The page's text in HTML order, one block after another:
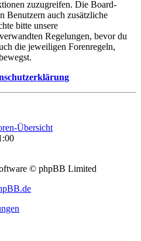
zuzugreifen. Die Board-
Benutzern auch zusätzliche
bitte unsere
Regelungen, bevor du
die jeweiligen Forenregeln,
Übersicht
© phpBB Limited